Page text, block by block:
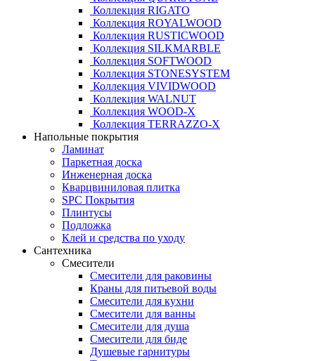
Коллекция RIGATO
Коллекция ROYALWOOD
Коллекция RUSTICWOOD
Коллекция SILKMARBLE
Коллекция SOFTWOOD
Коллекция STONESYSTEM
Коллекция VIVIDWOOD
Коллекция WALNUT
Коллекция WOOD-X
Коллекция ТЕRRАZZO-X
Напольные покрытия
Ламинат
Паркетная доска
Инженерная доска
Кварцвиниловая плитка
SPC Покрытия
Плинтусы
Подложка
Клей и средства по уходу
Сантехника
Смесители
Смесители для раковины
Краны для питьевой воды
Смесители для кухни
Смесители для ванны
Смесители для душа
Смесители для биде
Душевые гарнитуры